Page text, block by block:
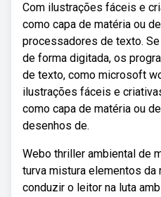
Com ilustrações fáceis e
como capa de matéria ou
processadores de texto.
de forma digitada, os
de texto, como microsoft
ilustrações fáceis e
como capa de matéria ou
desenhos de.
Webo thriller ambiental de
turva mistura elementos da
conduzir o leitor na luta